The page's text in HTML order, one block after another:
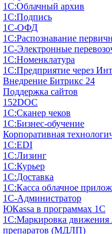
1С:Облачный архив
1С:Подпись
1С-ОФД
1С:Распознавание
1С-Электронные
1С:Номенклатура
1С:Предприятие через
Внедрение Битрикс 24
Поддержка сайтов
152DOC
1С:Сканер чеков
1С:Бизнес-обучение
Корпоративная
1С:ЕDI
1С:Лизинг
1С:Курьер
1С:Доставка
1С:Касса облачное
1С-Администратор
ЮКаssа в программах 1С
1С:Маркировка движения
препаратов (МДЛП)